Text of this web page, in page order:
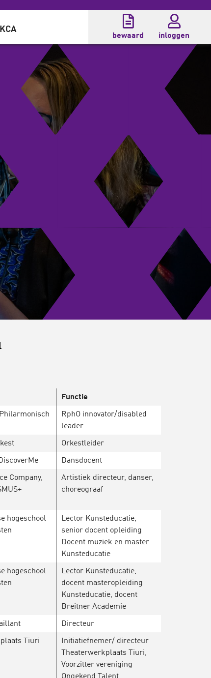
bewaard inloggen
Functie
RphO innovator/disabled
leader
Orkestleider
Dansdocent
Company,
Artistiek directeur, danser,
choreograaf
hogeschool
Lector Kunsteducatie,
senior docent opleiding
Docent muziek en master
Kunsteducatie
hogeschool
Lector Kunsteducatie,
docent masteropleiding
Kunsteducatie, docent
Breitner Academie
Directeur
Tiuri
Initiatiefnemer/ directeur
Theaterwerkplaats Tiuri,
Voorzitter vereniging